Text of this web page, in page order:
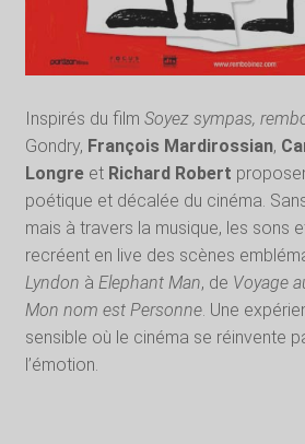
Inspirés du film Soyez sympas,
Gondry, François Mardirossian,
Longreet Richard Robert
poétique et décalée du cinéma.
mais à travers la musique, les sons
recréent en live des scènes
Lyndon à Elephant Man, de Voyage
Mon nom est Personne. Une
sensible où le cinéma se réinvente
l’émotion.